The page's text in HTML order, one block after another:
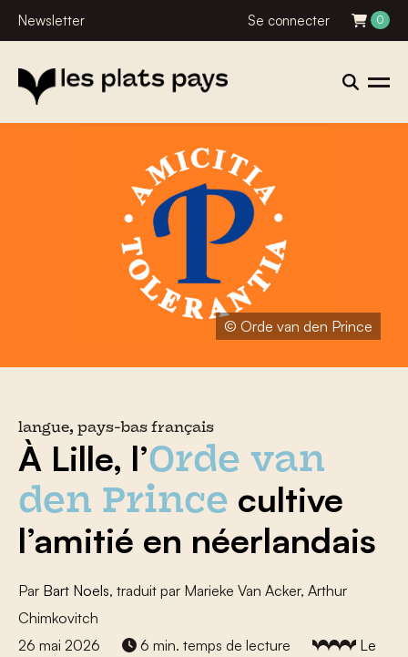
Newsletter Se connecter 0
© Orde van den Prince
langue, pays-bas français
À Lille, l’Orde van
den Prince cultive
l’amitié en néerlandais
Par Bart Noels, traduit par Marieke Van Acker, Arthur
Chimkovitch
26 mai 2026
6 min. temps de lecture
Le